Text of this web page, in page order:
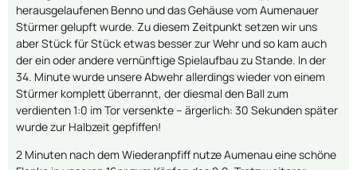
herausgelaufenen Benno und das Gehäuse vom Aumenauer
Stürmer gelupft wurde. Zu diesem Zeitpunkt setzen wir uns
aber Stück für Stück etwas besser zur Wehr und so kam auch
der ein oder andere vernünftige Spielaufbau zu Stande. In der
34. Minute wurde unsere Abwehr allerdings wieder von einem
Stürmer komplett überrannt, der diesmal den Ball zum
verdienten 1:0 im Tor versenkte – ärgerlich: 30 Sekunden später
wurde zur Halbzeit gepfiffen!
2 Minuten nach dem Wiederanpfiff nutze Aumenau eine schöne